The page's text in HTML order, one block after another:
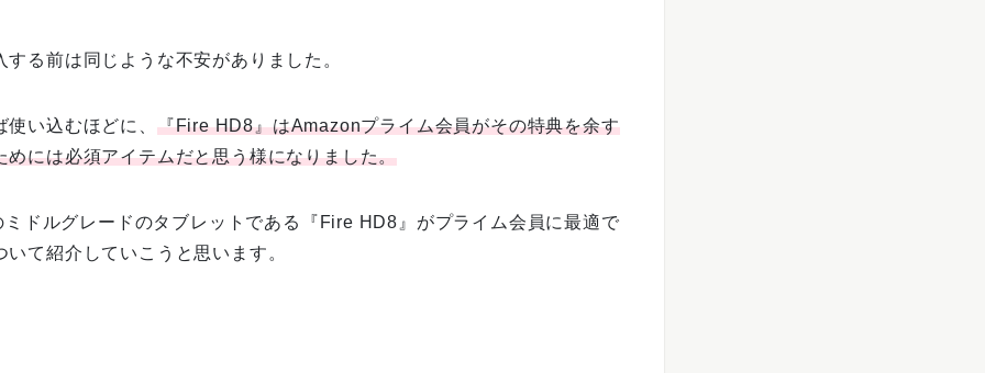
する前は同じような不安がありました。
い込むほどに、 『Fire HD8』はAmazonプライム会員がその特典を余す
めには必須アイテムだと思う様になりました。
ドルグレードのタブレットである
『Fire HD8』がプライム会員に最適で
て紹介していこうと思います。